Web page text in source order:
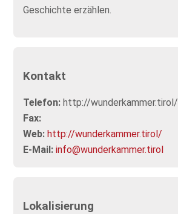
Geschichte erzählen.
Kontakt
Telefon: http://wunderkammer.tirol/
Fax:
Web: http://wunderkammer.tirol/
E-Mail: info@wunderkammer.tirol
Lokalisierung